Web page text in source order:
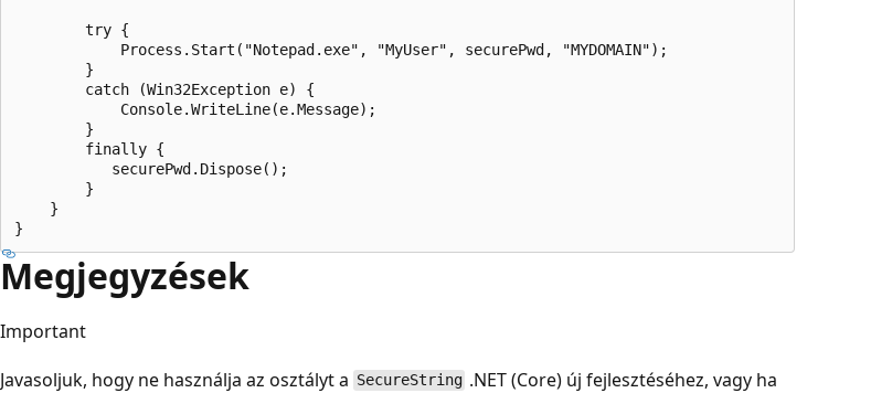
        try {
            Process.Start("Notepad.exe", "MyUser", securePwd, "MYDOMAIN");
        }
        catch (Win32Exception e) {
            Console.WriteLine(e.Message);
        }
        finally {
           securePwd.Dispose();
        }
    }
Megjegyzések
Important
Javasoljuk, hogy ne használja az osztályt a SecureString .NET (Core) új fejlesztéséhez, vagy ha